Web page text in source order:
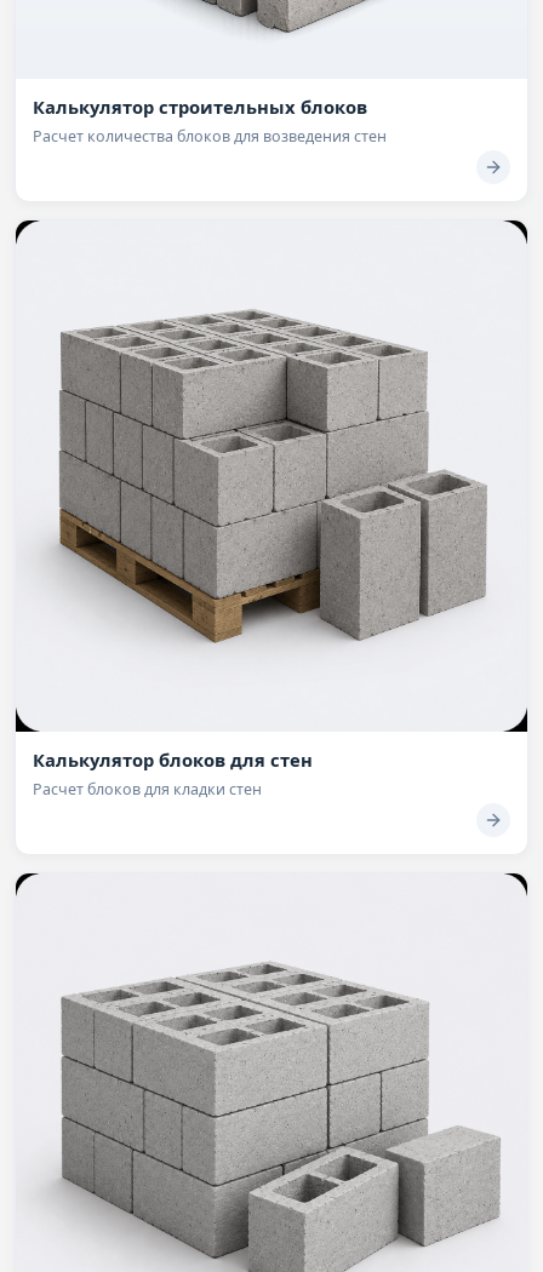
Калькулятор строительных блоков
Расчет количества блоков для возведения стен
Калькулятор блоков для стен
Расчет блоков для кладки стен